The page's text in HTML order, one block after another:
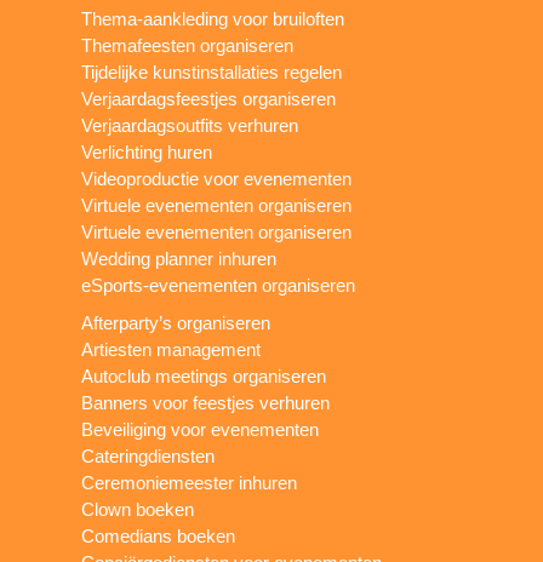
Thema-aankleding voor bruiloften
Themafeesten organiseren
Tijdelijke kunstinstallaties regelen
Verjaardagsfeestjes organiseren
Verjaardagsoutfits verhuren
Verlichting huren
Videoproductie voor evenementen
Virtuele evenementen organiseren
Virtuele evenementen organiseren
Wedding planner inhuren
eSports-evenementen organiseren
Afterparty’s organiseren
Artiesten management
Autoclub meetings organiseren
Banners voor feestjes verhuren
Beveiliging voor evenementen
Cateringdiensten
Ceremoniemeester inhuren
Clown boeken
Comedians boeken